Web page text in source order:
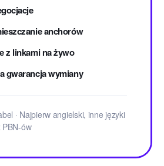
anchorów
z linkami na żywo
gwarancja wymiany
· Najpierw angielski, inne języki
PBN-ów